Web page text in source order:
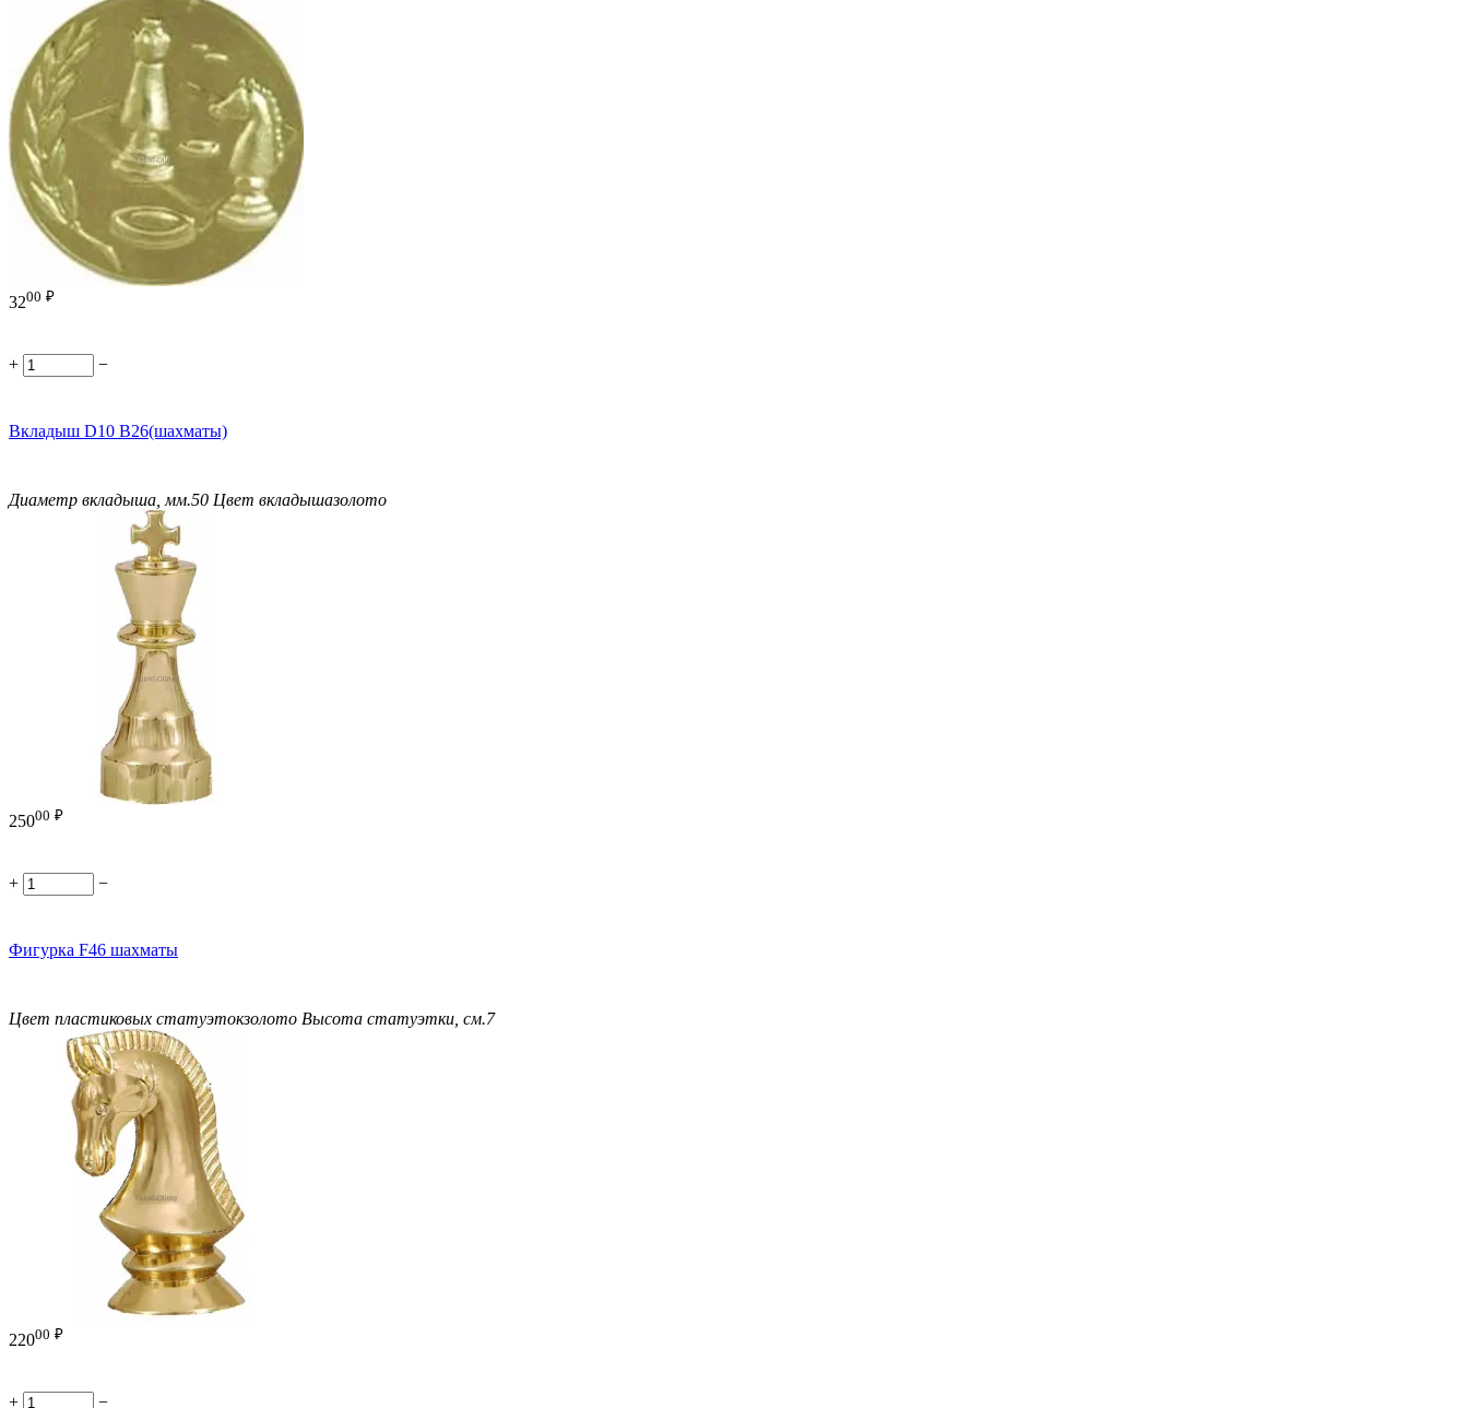
3200 ₽
+ −
Вкладыш D10 B26(шахматы)
Диаметр вкладыша, мм.50 Цвет вкладышазолото
25000 ₽
+ −
Фигурка F46 шахматы
Цвет пластиковых статуэтокзолото Высота статуэтки, см.7
22000 ₽
+ −